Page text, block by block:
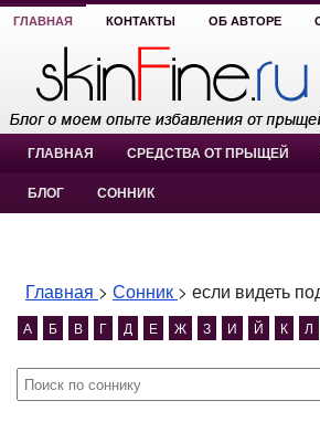
ГЛАВНАЯ КОНТАКТЫ ОБ АВТОРЕ
ГЛАВНАЯ СРЕДСТВА ОТ ПРЫЩЕЙ
БЛОГ СОННИК
Главная > Сонник > если видеть
А Б В Г Д Е Ж З И Й К Л